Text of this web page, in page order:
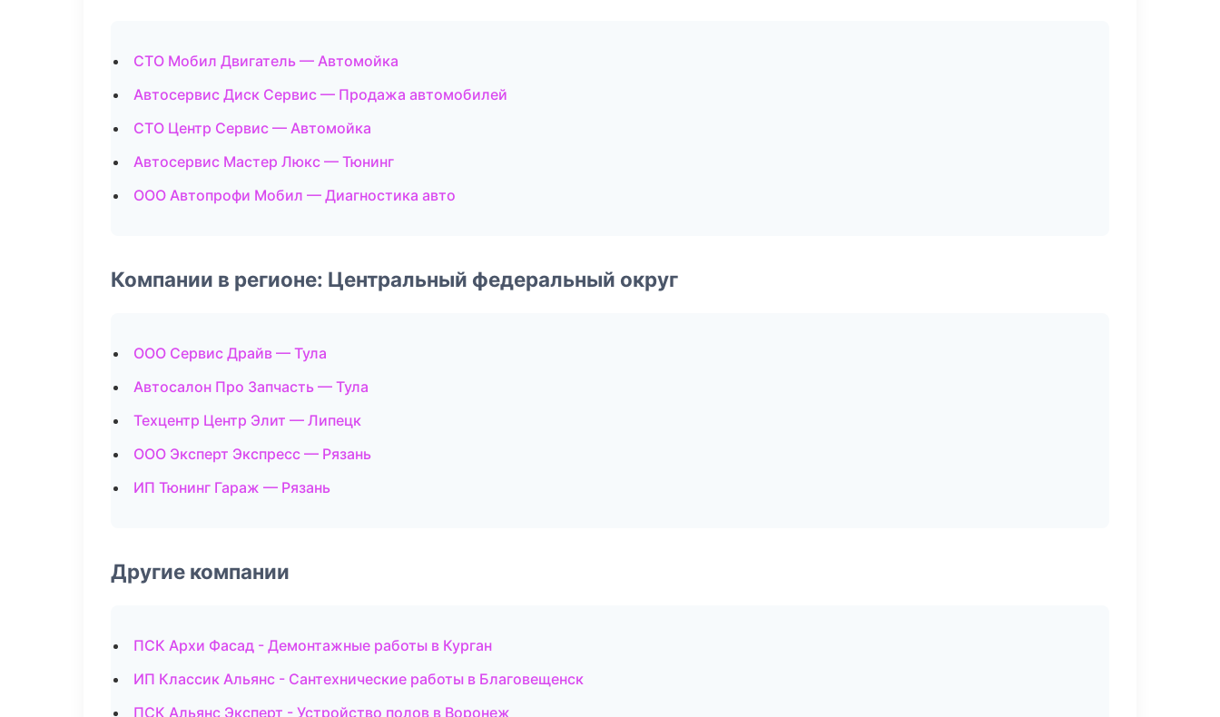
СТО Мобил Двигатель — Автомойка
Автосервис Диск Сервис — Продажа автомобилей
СТО Центр Сервис — Автомойка
Автосервис Мастер Люкс — Тюнинг
ООО Автопрофи Мобил — Диагностика авто
Компании в регионе: Центральный федеральный округ
ООО Сервис Драйв — Тула
Автосалон Про Запчасть — Тула
Техцентр Центр Элит — Липецк
ООО Эксперт Экспресс — Рязань
ИП Тюнинг Гараж — Рязань
Другие компании
ПСК Архи Фасад - Демонтажные работы в Курган
ИП Классик Альянс - Сантехнические работы в Благовещенск
ПСК Альянс Эксперт - Устройство полов в Воронеж